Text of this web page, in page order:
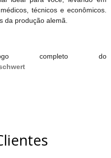
técnicos e econômicos.
da produção alemã.
completo do